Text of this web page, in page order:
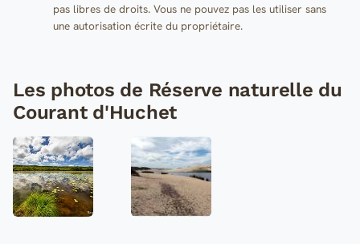
pas libres de droits. Vous ne pouvez pas les utiliser sans
une autorisation écrite du propriétaire.
Les photos de Réserve naturelle du
Courant d'Huchet